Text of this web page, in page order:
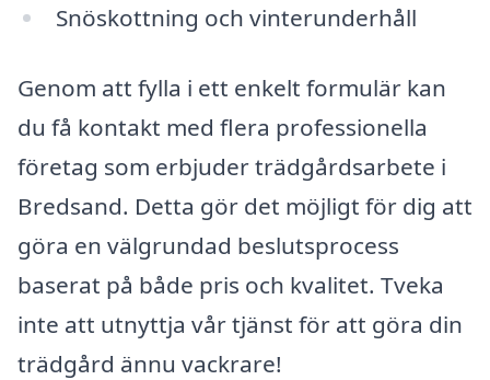
Snöskottning och vinterunderhåll
Genom att fylla i ett enkelt formulär kan
du få kontakt med flera professionella
företag som erbjuder trädgårdsarbete i
Bredsand. Detta gör det möjligt för dig att
göra en välgrundad beslutsprocess
baserat på både pris och kvalitet. Tveka
inte att utnyttja vår tjänst för att göra din
trädgård ännu vackrare!